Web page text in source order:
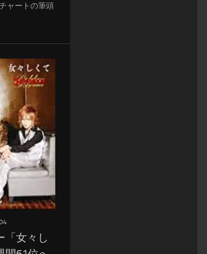
ャートの筆頭
「女々し